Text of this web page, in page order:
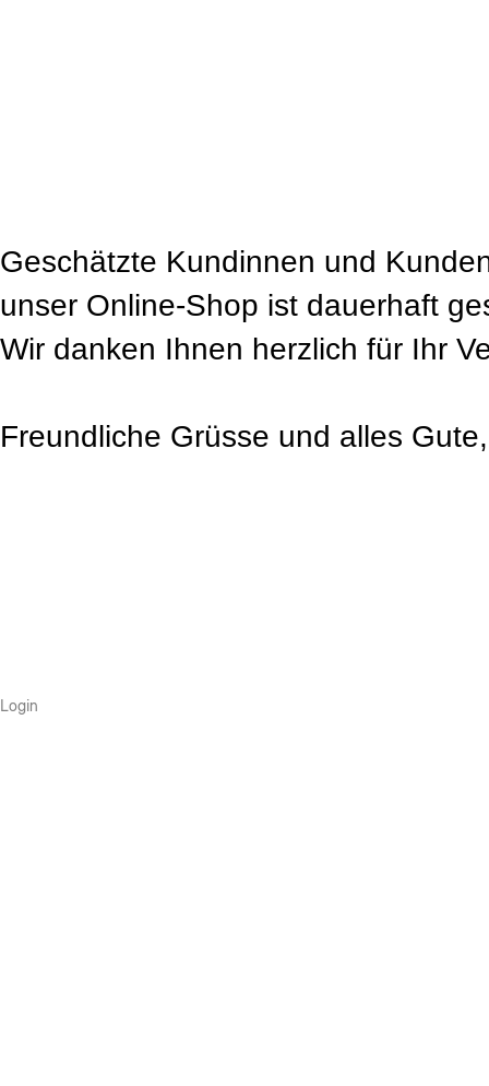
Geschätzte Kundinnen und
unser Online-Shop ist dauerhaft
Wir danken Ihnen herzlich für Ihr
Freundliche Grüsse und alles
Login